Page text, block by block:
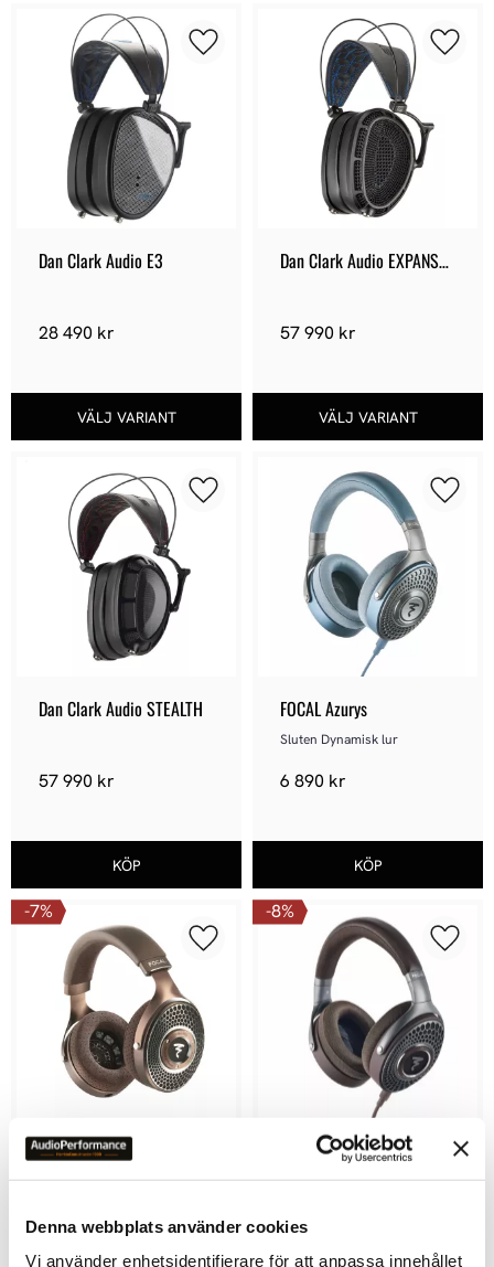
Denna webbplats använder cookies
Vi använder enhetsidentifierare för att anpassa innehållet
Dan Clark Audio E3
28 490 kr
Lägg till i favoriter
Dan Clark Audio EXPANSE
57 990 kr
Lägg
Dan Clark Audio STEALTH
57 990 kr
Lägg till i favoriter
FOCAL Azurys
Sluten Dynamisk lur
6 890 kr
Lägg
FOCAL CLEAR MG
17 490kr
18 900kr
7%
Lägg till i favoriter
FOCAL Hadenys
7 990
8 690
8%
Lägg